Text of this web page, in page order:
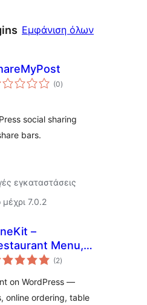
Εμφάνιση όλωνFeatured
(0αξιολογήσεις
σύνολο
)
social sharing
bars.
εγκαταστάσεις
7.0.2
–
Menu,
Ordering,
(2αξιολογήσεις
σύνολο
)
on WordPress —
online ordering, table